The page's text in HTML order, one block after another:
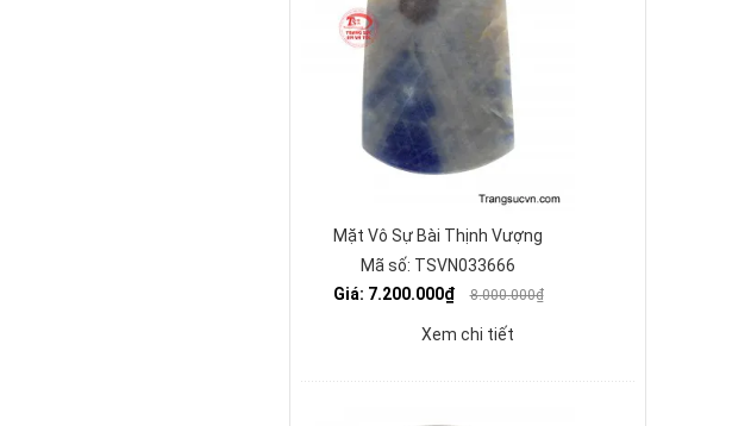
Mặt Vô Sự Bài Thịnh Vượng
Mã số: TSVN033666
Giá: 7.200.000₫
8.000.000₫
Xem chi tiết